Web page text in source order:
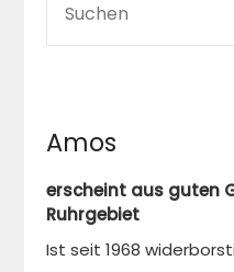
Amos
erscheint aus guten
Ruhrgebiet
Ist seit 1968